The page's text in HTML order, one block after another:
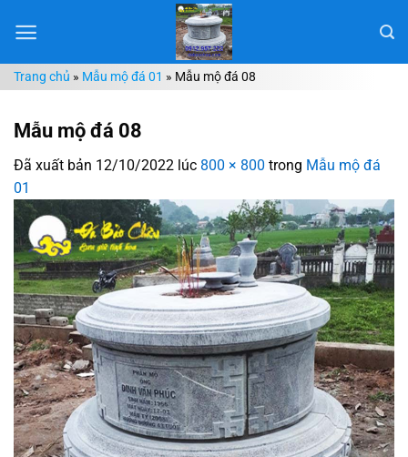
đến
dungTrang chủ » Mẫu mộ đá 01 » Mẫu mộ đá 08
Mẫu mộ đá 08
Đã xuất bản 12/10/2022 lúc 800 × 800 trong Mẫu mộ đá
01